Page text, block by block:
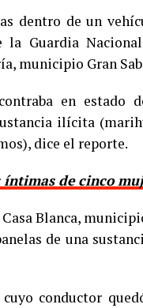
dentro de un
Guardia
municipio Gran
en estado
ilícita
dice el reporte.
de cinco
Blanca,
de una
conductor